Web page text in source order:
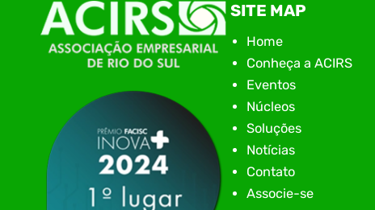
poder público com transparência.…
SITE MAP
Home
Conheça a ACIRS
Eventos
Núcleos
Soluções
Notícias
Contato
Associe-se